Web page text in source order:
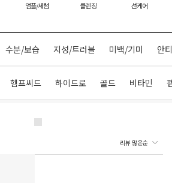
앰플/세럼 클렌징 선케어
수분/보습 지성/트러블 미백/기미 안
헴프씨드 하이드로 골드 비타민